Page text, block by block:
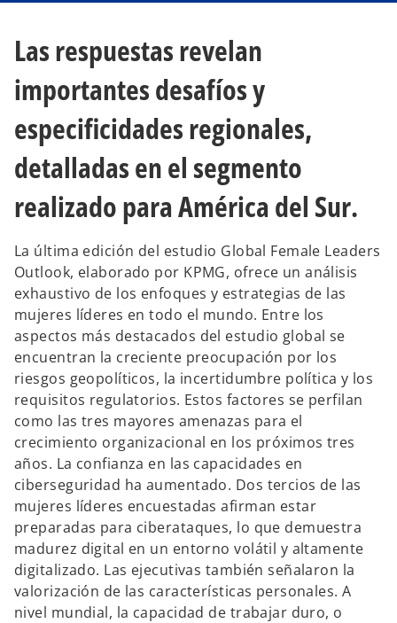
p
e
t
a
ñ
a
n
u
a
p
e
t
a
ñ
a
n
u
a
Las respuestas revelan
importantes desafíos y
especificidades regionales,
detalladas en el segmento
realizado para América del Sur.
La última edición del estudio Global Female Leaders
Outlook, elaborado por KPMG, ofrece un análisis
exhaustivo de los enfoques y estrategias de las
mujeres líderes en todo el mundo. Entre los
aspectos más destacados del estudio global se
encuentran la creciente preocupación por los
riesgos geopolíticos, la incertidumbre política y los
requisitos regulatorios. Estos factores se perfilan
como las tres mayores amenazas para el
crecimiento organizacional en los próximos tres
años. La confianza en las capacidades en
ciberseguridad ha aumentado. Dos tercios de las
mujeres líderes encuestadas afirman estar
preparadas para ciberataques, lo que demuestra
madurez digital en un entorno volátil y altamente
digitalizado. Las ejecutivas también señalaron la
valorización de las características personales. A
nivel mundial, la capacidad de trabajar duro, o